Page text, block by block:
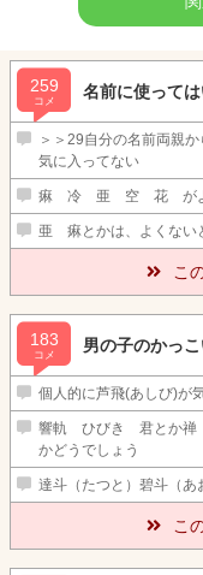
259
コメ
名前に使って
＞＞29自分の名前両親
気に入ってない
痳 冷 亜 空 花 がよ
亜 痳とかは、よくない
こ
183
コメ
男の子のかっ
個人的に芦飛(あしび)が
響軌 ひびき 君とか
かどうでしょう
達斗（たつと）碧斗（あ
こ